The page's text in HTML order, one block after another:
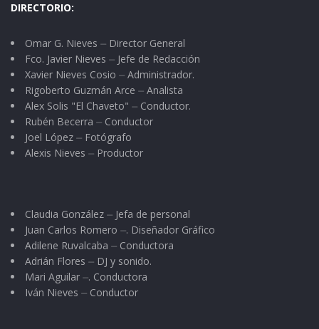
DIRECTORIO:
Omar G. Nieves ⏤ Director General
Fco. Javier Nieves ⏤ Jefe de Redacción
Xavier Nieves Cosio ⏤ Administrador.
Rigoberto Guzmán Arce ⏤ Analista
Alex Solis "El Chaveto" ⏤ Conductor.
Rubén Becerra ⏤ Conductor
Joel López ⏤ Fotógrafo
Alexis Nieves ⏤ Productor
Claudia González ⏤ Jefa de personal
Juan Carlos Romero ⏤. Diseñador Gráfico
Adilene Ruvalcaba ⏤ Conductora
Adrián Flores ⏤ DJ y sonido.
Mari Aguilar ⏤. Conductora
Iván Nieves ⏤ Conductor